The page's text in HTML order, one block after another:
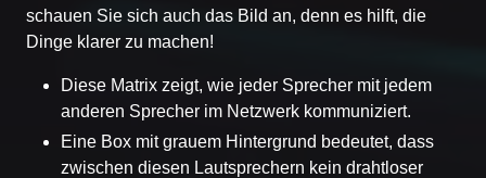
schauen Sie sich auch das Bild an, denn es hilft, die
Dinge klarer zu machen!
Diese Matrix zeigt, wie jeder Sprecher mit jedem
anderen Sprecher im Netzwerk kommuniziert.
Eine Box mit grauem Hintergrund bedeutet, dass
zwischen diesen Lautsprechern kein drahtloser